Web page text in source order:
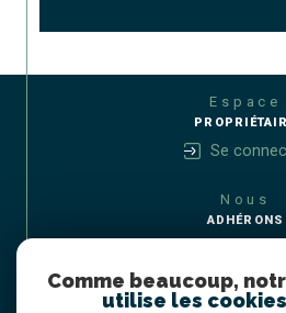
Espace
Se
Nous
ADHÉRONS
Comme beaucoup,
utilise les cookies